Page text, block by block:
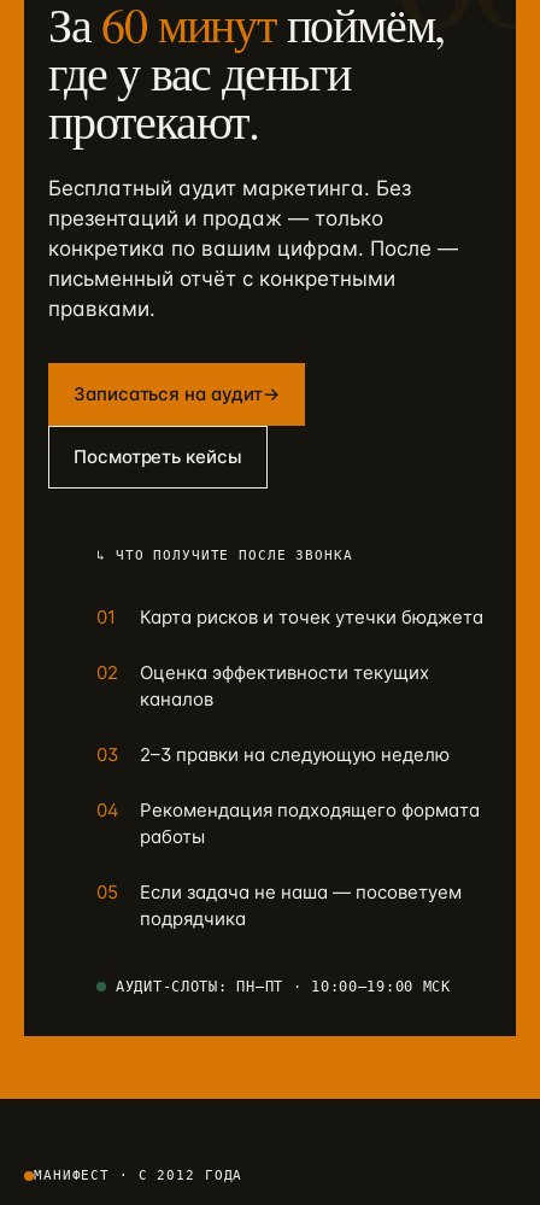
За60 минутпоймём,
где у вас деньги
протекают.
Бесплатный аудит маркетинга. Без
презентаций и продаж — только
конкретика по вашим цифрам. После —
письменный отчёт с конкретными
правками.
Записаться на аудит→
Посмотреть кейсы
↳ ЧТО ПОЛУЧИТЕ ПОСЛЕ ЗВОНКА
01 Карта рисков и точек утечки бюджета
02
Оценка эффективности текущих
каналов
03 2–3 правки на следующую неделю
04
Рекомендация подходящего формата
работы
05
Если задача не наша — посоветуем
подрядчика
АУДИТ-СЛОТЫ: ПН–ПТ · 10:00–19:00 МСК
МАНИФЕСТ · С 2012 ГОДА